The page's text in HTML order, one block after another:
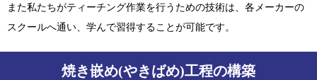
また私たちがティーチング作業を行うための技術は、各メーカーの
スクールへ通い、学んで習得することが可能です。
焼き嵌め(やきばめ)工程の構築